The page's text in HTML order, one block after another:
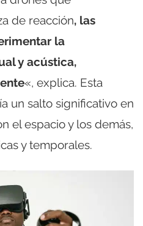
de reacción, las
la
y acústica,
«, explica. Esta
un salto significativo en
el espacio y los demás,
y temporales.